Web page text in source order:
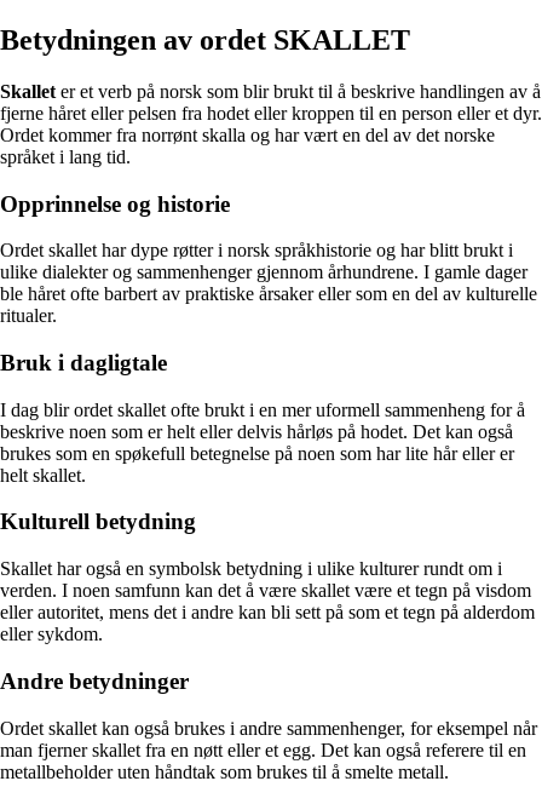
Betydningen av ordet SKALLET
Skallet er et verb på norsk som blir brukt til å beskrive handlingen av å
fjerne håret eller pelsen fra hodet eller kroppen til en person eller et dyr.
Ordet kommer fra norrønt skalla og har vært en del av det norske
språket i lang tid.
Opprinnelse og historie
Ordet skallet har dype røtter i norsk språkhistorie og har blitt brukt i
ulike dialekter og sammenhenger gjennom århundrene. I gamle dager
ble håret ofte barbert av praktiske årsaker eller som en del av kulturelle
ritualer.
Bruk i dagligtale
I dag blir ordet skallet ofte brukt i en mer uformell sammenheng for å
beskrive noen som er helt eller delvis hårløs på hodet. Det kan også
brukes som en spøkefull betegnelse på noen som har lite hår eller er
helt skallet.
Kulturell betydning
Skallet har også en symbolsk betydning i ulike kulturer rundt om i
verden. I noen samfunn kan det å være skallet være et tegn på visdom
eller autoritet, mens det i andre kan bli sett på som et tegn på alderdom
eller sykdom.
Andre betydninger
Ordet skallet kan også brukes i andre sammenhenger, for eksempel når
man fjerner skallet fra en nøtt eller et egg. Det kan også referere til en
metallbeholder uten håndtak som brukes til å smelte metall.